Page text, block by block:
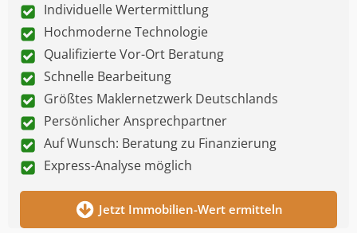
Individuelle Wertermittlung
Hochmoderne Technologie
Qualifizierte Vor-Ort Beratung
Schnelle Bearbeitung
Größtes Maklernetzwerk Deutschlands
Persönlicher Ansprechpartner
Auf Wunsch: Beratung zu Finanzierung
Express-Analyse möglich
Jetzt Immobilien-Wert ermitteln